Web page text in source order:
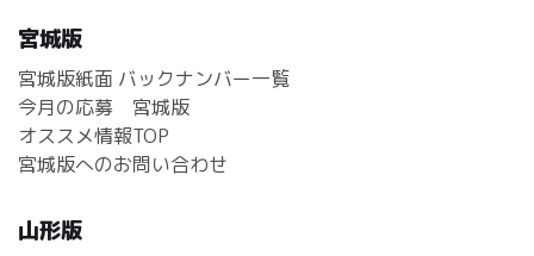
宮城版
宮城版紙面 バックナンバー一覧
今月の応募 宮城版
オススメ情報TOP
宮城版へのお問い合わせ
山形版